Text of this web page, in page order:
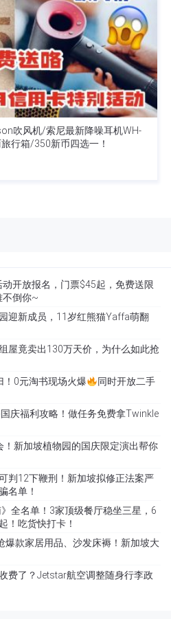
吹风机/索尼最新降噪耳机WH-
行箱/350新币四选一！
开放报名，门票$45起，免费送限
不倒你~
迎新成员，11岁红熊猫Yaffa萌翻
屋竟卖出130万天价，为什么如此抢
！0元淘书现场火爆
同时开放二手
庆福利攻略！做任务免费拿Twinkle
新加坡植物园的国庆限定演出帮你
判12下鞭刑！新加坡拟修正法案严
名单！
全名单！3家顶级餐厅稳坐三星，6
！吃货快打卡！
爆款家居用品、沙发床褥！新加坡大
费了？Jetstar航空调整随身行李政